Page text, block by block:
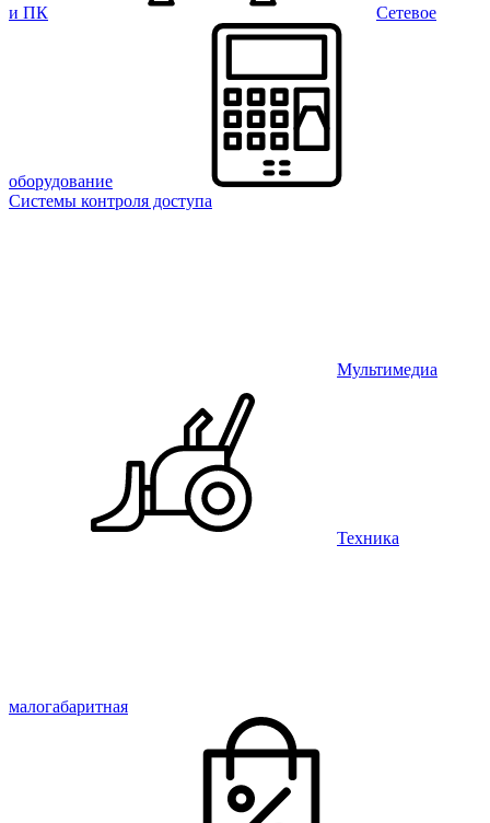
и ПК Сетевое
оборудование
Системы контроля доступа
Мультимедиа
Техника
малогабаритная